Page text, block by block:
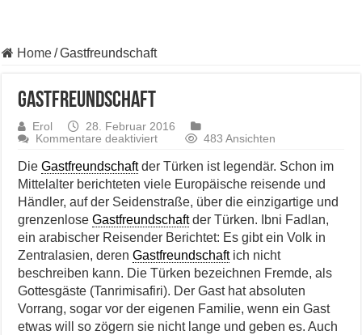
Home/Gastfreundschaft
Gastfreundschaft
Erol
28. Februar 2016
Kommentare deaktiviertfür
483 Ansichten
DieGastfreundschaftder Türken ist legendär. Schon im
Mittelalter berichteten viele Europäische reisende und
Händler, auf der Seidenstraße, über die einzigartige und
grenzenloseGastfreundschaftder Türken. Ibni Fadlan,
ein arabischer Reisender Berichtet: Es gibt ein Volk in
Zentralasien, derenGastfreundschaftich nicht
beschreiben kann. Die Türken bezeichnen Fremde, als
Gottesgäste (Tanrimisafiri). Der Gast hat absoluten
Vorrang, sogar vor der eigenen Familie, wenn ein Gast
etwas will so zögern sie nicht lange und geben es. Auch